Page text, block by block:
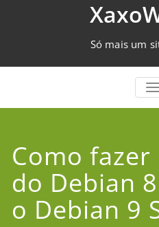
Só mais um
Como
do Debian
o Debian 9